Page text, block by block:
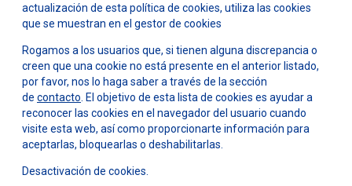
actualización de esta política de cookies, utiliza las cookies
que se muestran en el gestor de cookies
Rogamos a los usuarios que, si tienen alguna discrepancia o
creen que una cookie no está presente en el anterior listado,
por favor, nos lo haga saber a través de la sección
de contacto. El objetivo de esta lista de cookies es ayudar a
reconocer las cookies en el navegador del usuario cuando
visite esta web, así como proporcionarte información para
aceptarlas, bloquearlas o deshabilitarlas.
Desactivación de cookies.